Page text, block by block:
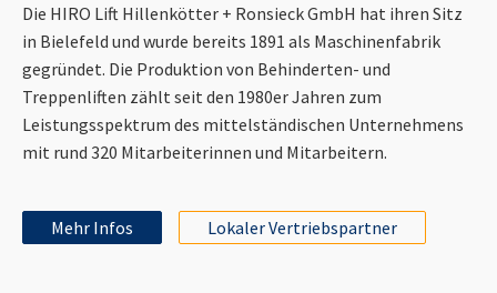
Die HIRO Lift Hillenkötter + Ronsieck GmbH hat ihren Sitz
in Bielefeld und wurde bereits 1891 als Maschinenfabrik
gegründet. Die Produktion von Behinderten- und
Treppenliften zählt seit den 1980er Jahren zum
Leistungsspektrum des mittelständischen Unternehmens
mit rund 320 Mitarbeiterinnen und Mitarbeitern.
Mehr Infos Lokaler Vertriebspartner